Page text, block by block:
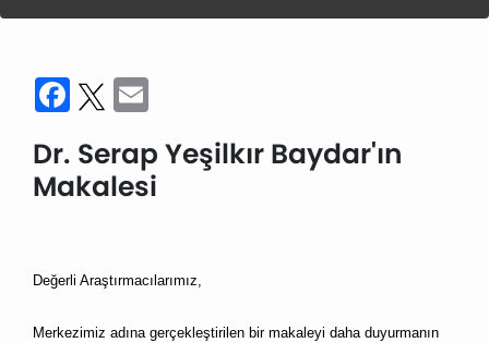
Facebook
Twitter
Dr. Serap Yeşilkır Baydar'ın
Makalesi
Değerli Araştırmacılarımız,
Merkezimiz adına gerçekleştirilen bir makaleyi daha duyurmanın